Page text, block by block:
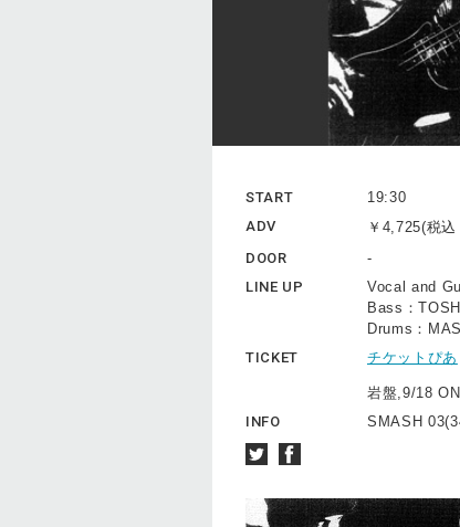
START
19:30
ADV
￥4,725(税
DOOR
-
LINE UP
Vocal and
Bass：
Drums：
TICKET
チケットぴあ
岩盤,9/18
INFO
SMASH